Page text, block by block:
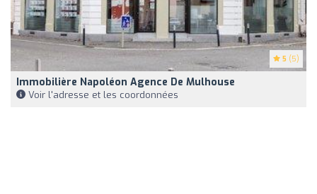
5 (5)
Immobilière Napoléon Agence De Mulhouse
Voir l'adresse et les coordonnées